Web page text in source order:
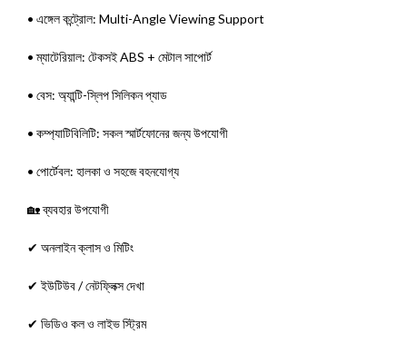
• এঙ্গেল কন্ট্রোল: Multi-Angle Viewing Support
• ম্যাটেরিয়াল: টেকসই ABS + মেটাল সাপোর্ট
• বেস: অ্যান্টি-স্লিপ সিলিকন প্যাড
• কম্প্যাটিবিলিটি: সকল স্মার্টফোনের জন্য উপযোগী
• পোর্টেবল: হালকা ও সহজে বহনযোগ্য
🏡 ব্যবহার উপযোগী
✔ অনলাইন ক্লাস ও মিটিং
✔ ইউটিউব / নেটফ্লিক্স দেখা
✔ ভিডিও কল ও লাইভ স্ট্রিম